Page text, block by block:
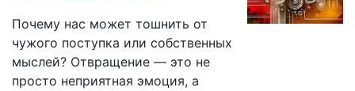
Почему нас может тошнить от
чужого поступка или собственных
мыслей? Отвращение — это не
просто неприятная эмоция, а